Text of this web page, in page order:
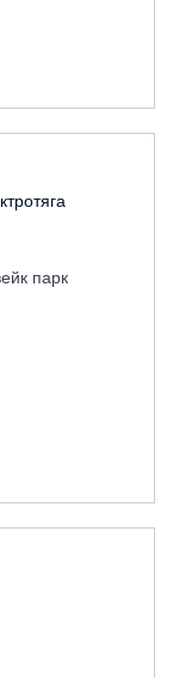
парк